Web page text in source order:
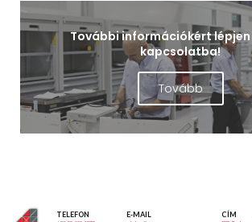
További információkért lépjen
kapcsolatba!
Tovább
TELEFON E-MAIL CÍM